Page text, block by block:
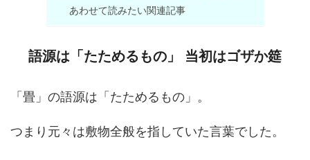
あわせて読みたい関連記事
語源は「たためるもの」 当初はゴザか筵
「畳」の語源は「たためるもの」。
つまり元々は敷物全般を指していた言葉でした。